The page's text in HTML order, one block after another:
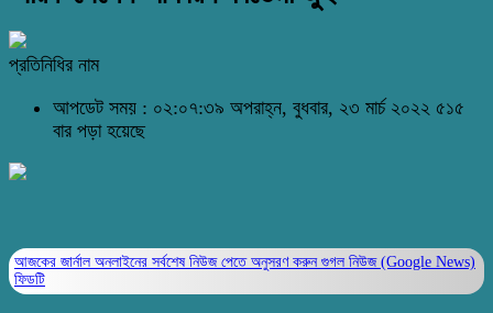
প্রতিনিধির নাম
আপডেট সময় : ০২:০৭:৩৯ অপরাহ্ন, বুধবার, ২৩ মার্চ ২০২২ ৫১৫
বার পড়া হয়েছে
আজকের জার্নাল অনলাইনের সর্বশেষ নিউজ পেতে অনুসরণ করুন গুগল নিউজ (Google News)
ফিডটি